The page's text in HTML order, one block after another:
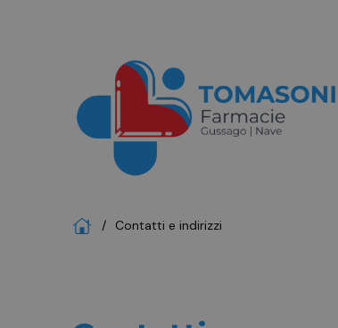
HomeContatti e indirizzi